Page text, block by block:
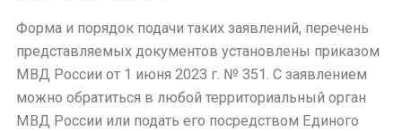
Форма и порядок подачи таких заявлений, перечень
представляемых документов установлены приказом
МВД России от 1 июня 2023 г. № 351. С заявлением
можно обратиться в любой территориальный орган
МВД России или подать его посредством Единого